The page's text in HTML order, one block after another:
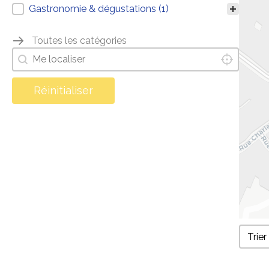
Gastronomie & dégustations (1)
Toutes les catégories
localisez-moi
Géolocalisation Localisez-
Réinitialiser
Trier